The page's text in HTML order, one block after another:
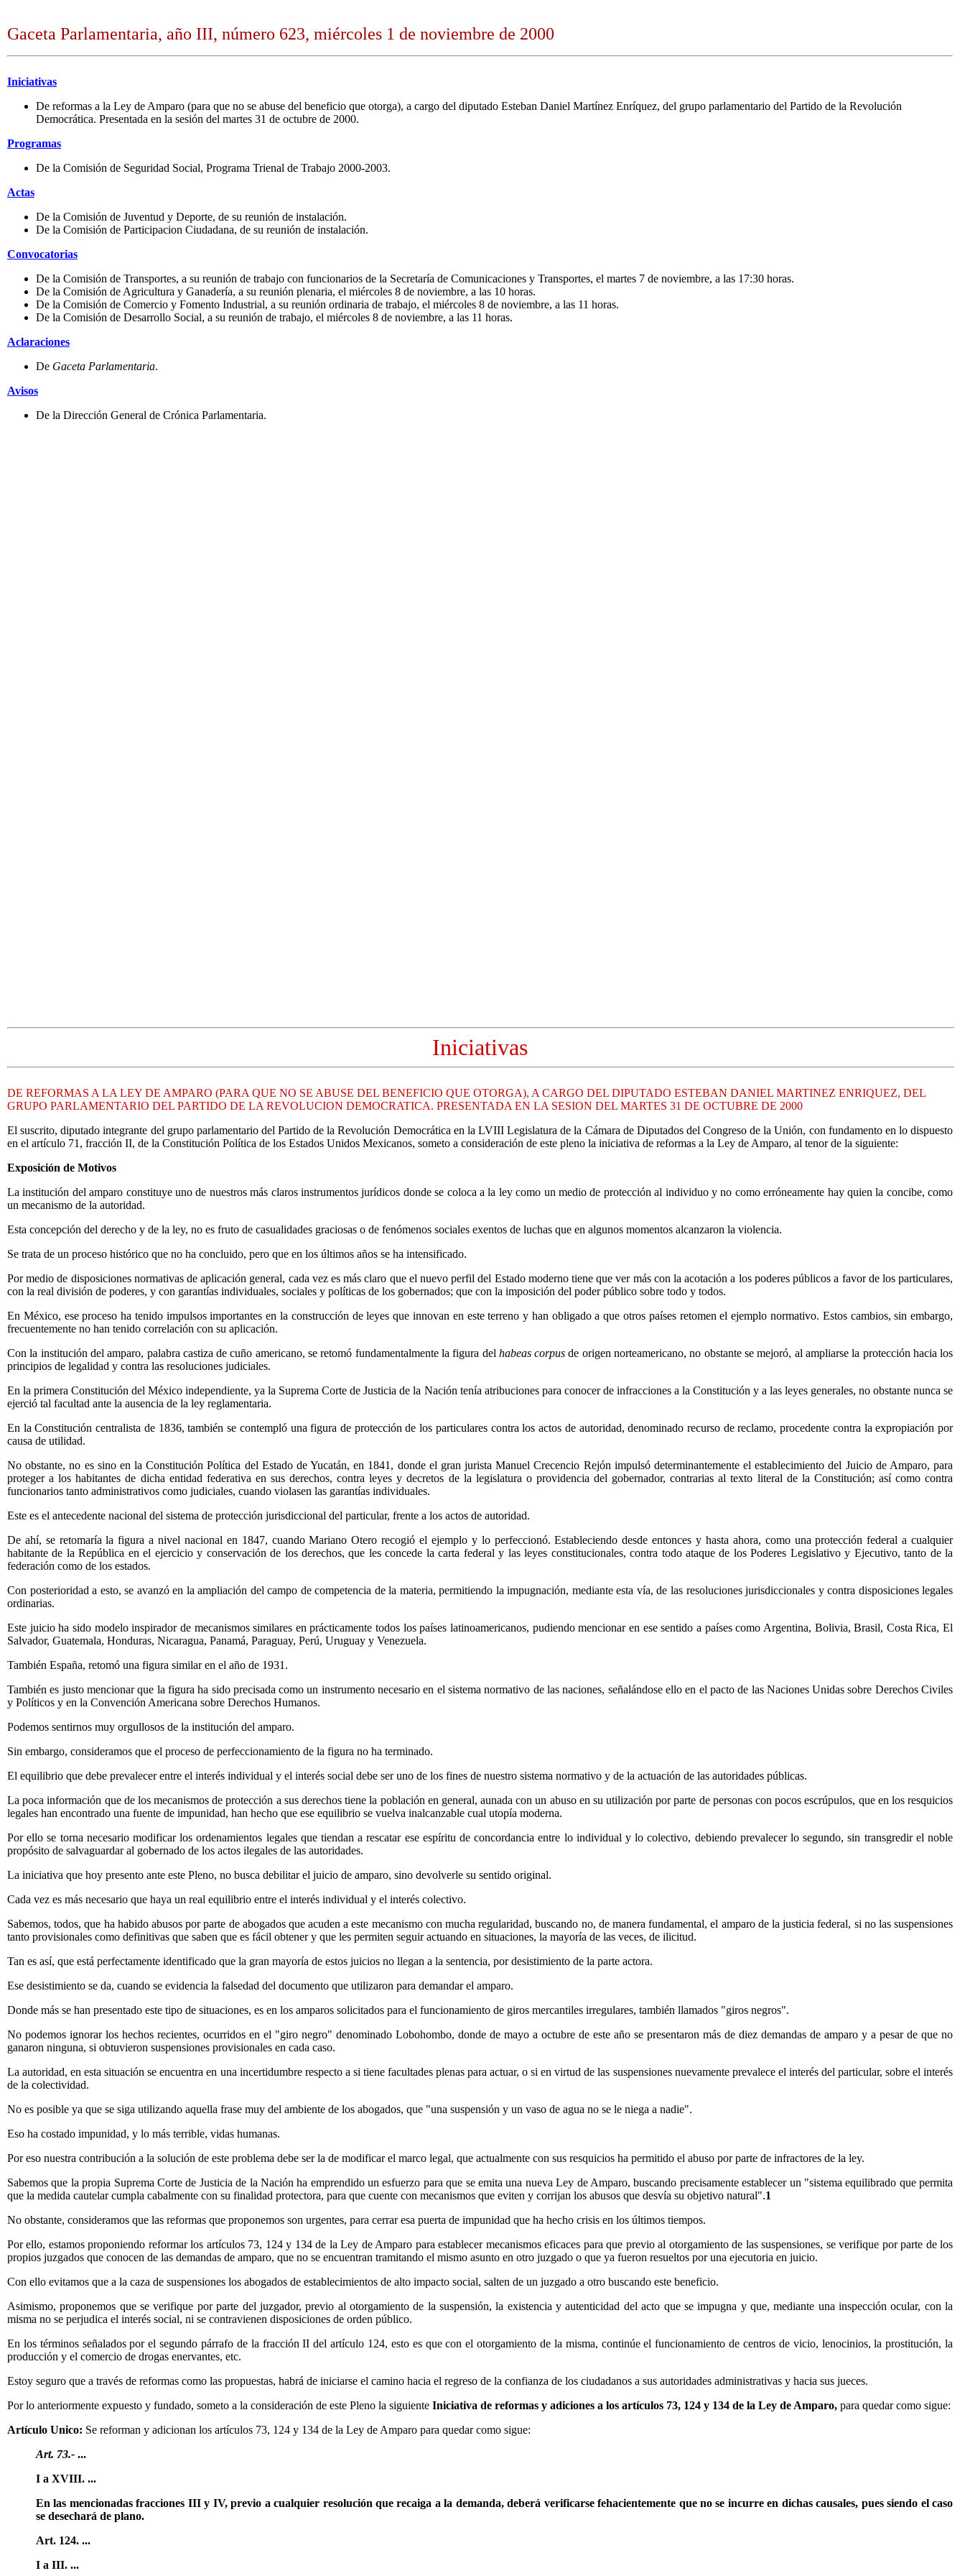
Gaceta Parlamentaria, año III, número 623, miércoles 1 de noviembre de 2000
Iniciativas
De reformas a la Ley de Amparo (para que no se abuse del beneficio que otorga), a cargo del diputado Esteban Daniel Martínez Enríquez, del grupo parlamentario del Partido de la Revolución
Democrática. Presentada en la sesión del martes 31 de octubre de 2000.
Programas
De la Comisión de Seguridad Social, Programa Trienal de Trabajo 2000-2003.
Actas
De la Comisión de Juventud y Deporte, de su reunión de instalación.
De la Comisión de Participacion Ciudadana, de su reunión de instalación.
Convocatorias
De la Comisión de Transportes, a su reunión de trabajo con funcionarios de la Secretaría de Comunicaciones y Transportes, el martes 7 de noviembre, a las 17:30 horas.
De la Comisión de Agricultura y Ganadería, a su reunión plenaria, el miércoles 8 de noviembre, a las 10 horas.
De la Comisión de Comercio y Fomento Industrial, a su reunión ordinaria de trabajo, el miércoles 8 de noviembre, a las 11 horas.
De la Comisión de Desarrollo Social, a su reunión de trabajo, el miércoles 8 de noviembre, a las 11 horas.
Aclaraciones
De Gaceta Parlamentaria.
Avisos
De la Dirección General de Crónica Parlamentaria.
Iniciativas
DE REFORMAS A LA LEY DE AMPARO (PARA QUE NO SE ABUSE DEL BENEFICIO QUE OTORGA), A CARGO DEL DIPUTADO ESTEBAN DANIEL MARTINEZ ENRIQUEZ, DEL
GRUPO PARLAMENTARIO DEL PARTIDO DE LA REVOLUCION DEMOCRATICA. PRESENTADA EN LA SESION DEL MARTES 31 DE OCTUBRE DE 2000
El suscrito, diputado integrante del grupo parlamentario del Partido de la Revolución Democrática en la LVIII Legislatura de la Cámara de Diputados del Congreso de la Unión, con fundamento en lo dispuesto
en el artículo 71, fracción II, de la Constitución Política de los Estados Unidos Mexicanos, someto a consideración de este pleno la iniciativa de reformas a la Ley de Amparo, al tenor de la siguiente:
Exposición de Motivos
La institución del amparo constituye uno de nuestros más claros instrumentos jurídicos donde se coloca a la ley como un medio de protección al individuo y no como erróneamente hay quien la concibe, como
un mecanismo de la autoridad.
Esta concepción del derecho y de la ley, no es fruto de casualidades graciosas o de fenómenos sociales exentos de luchas que en algunos momentos alcanzaron la violencia.
Se trata de un proceso histórico que no ha concluido, pero que en los últimos años se ha intensificado.
Por medio de disposiciones normativas de aplicación general, cada vez es más claro que el nuevo perfil del Estado moderno tiene que ver más con la acotación a los poderes públicos a favor de los particulares,
con la real división de poderes, y con garantías individuales, sociales y políticas de los gobernados; que con la imposición del poder público sobre todo y todos.
En México, ese proceso ha tenido impulsos importantes en la construcción de leyes que innovan en este terreno y han obligado a que otros países retomen el ejemplo normativo. Estos cambios, sin embargo,
frecuentemente no han tenido correlación con su aplicación.
Con la institución del amparo, palabra castiza de cuño americano, se retomó fundamentalmente la figura del habeas corpusde origen norteamericano, no obstante se mejoró, al ampliarse la protección hacia los
principios de legalidad y contra las resoluciones judiciales.
En la primera Constitución del México independiente, ya la Suprema Corte de Justicia de la Nación tenía atribuciones para conocer de infracciones a la Constitución y a las leyes generales, no obstante nunca se
ejerció tal facultad ante la ausencia de la ley reglamentaria.
En la Constitución centralista de 1836, también se contempló una figura de protección de los particulares contra los actos de autoridad, denominado recurso de reclamo, procedente contra la expropiación por
causa de utilidad.
No obstante, no es sino en la Constitución Política del Estado de Yucatán, en 1841, donde el gran jurista Manuel Crecencio Rejón impulsó determinantemente el establecimiento del Juicio de Amparo, para
proteger a los habitantes de dicha entidad federativa en sus derechos, contra leyes y decretos de la legislatura o providencia del gobernador, contrarias al texto literal de la Constitución; así como contra
funcionarios tanto administrativos como judiciales, cuando violasen las garantías individuales.
Este es el antecedente nacional del sistema de protección jurisdiccional del particular, frente a los actos de autoridad.
De ahí, se retomaría la figura a nivel nacional en 1847, cuando Mariano Otero recogió el ejemplo y lo perfeccionó. Estableciendo desde entonces y hasta ahora, como una protección federal a cualquier
habitante de la República en el ejercicio y conservación de los derechos, que les concede la carta federal y las leyes constitucionales, contra todo ataque de los Poderes Legislativo y Ejecutivo, tanto de la
federación como de los estados.
Con posterioridad a esto, se avanzó en la ampliación del campo de competencia de la materia, permitiendo la impugnación, mediante esta vía, de las resoluciones jurisdiccionales y contra disposiciones legales
ordinarias.
Este juicio ha sido modelo inspirador de mecanismos similares en prácticamente todos los países latinoamericanos, pudiendo mencionar en ese sentido a países como Argentina, Bolivia, Brasil, Costa Rica, El
Salvador, Guatemala, Honduras, Nicaragua, Panamá, Paraguay, Perú, Uruguay y Venezuela.
También España, retomó una figura similar en el año de 1931.
También es justo mencionar que la figura ha sido precisada como un instrumento necesario en el sistema normativo de las naciones, señalándose ello en el pacto de las Naciones Unidas sobre Derechos Civiles
y Políticos y en la Convención Americana sobre Derechos Humanos.
Podemos sentirnos muy orgullosos de la institución del amparo.
Sin embargo, consideramos que el proceso de perfeccionamiento de la figura no ha terminado.
El equilibrio que debe prevalecer entre el interés individual y el interés social debe ser uno de los fines de nuestro sistema normativo y de la actuación de las autoridades públicas.
La poca información que de los mecanismos de protección a sus derechos tiene la población en general, aunada con un abuso en su utilización por parte de personas con pocos escrúpulos, que en los resquicios
legales han encontrado una fuente de impunidad, han hecho que ese equilibrio se vuelva inalcanzable cual utopía moderna.
Por ello se torna necesario modificar los ordenamientos legales que tiendan a rescatar ese espíritu de concordancia entre lo individual y lo colectivo, debiendo prevalecer lo segundo, sin transgredir el noble
propósito de salvaguardar al gobernado de los actos ilegales de las autoridades.
La iniciativa que hoy presento ante este Pleno, no busca debilitar el juicio de amparo, sino devolverle su sentido original.
Cada vez es más necesario que haya un real equilibrio entre el interés individual y el interés colectivo.
Sabemos, todos, que ha habido abusos por parte de abogados que acuden a este mecanismo con mucha regularidad, buscando no, de manera fundamental, el amparo de la justicia federal, si no las suspensiones
tanto provisionales como definitivas que saben que es fácil obtener y que les permiten seguir actuando en situaciones, la mayoría de las veces, de ilicitud.
Tan es así, que está perfectamente identificado que la gran mayoría de estos juicios no llegan a la sentencia, por desistimiento de la parte actora.
Ese desistimiento se da, cuando se evidencia la falsedad del documento que utilizaron para demandar el amparo.
Donde más se han presentado este tipo de situaciones, es en los amparos solicitados para el funcionamiento de giros mercantiles irregulares, también llamados "giros negros".
No podemos ignorar los hechos recientes, ocurridos en el "giro negro" denominado Lobohombo, donde de mayo a octubre de este año se presentaron más de diez demandas de amparo y a pesar de que no
ganaron ninguna, si obtuvieron suspensiones provisionales en cada caso.
La autoridad, en esta situación se encuentra en una incertidumbre respecto a si tiene facultades plenas para actuar, o si en virtud de las suspensiones nuevamente prevalece el interés del particular, sobre el interés
de la colectividad.
No es posible ya que se siga utilizando aquella frase muy del ambiente de los abogados, que "una suspensión y un vaso de agua no se le niega a nadie".
Eso ha costado impunidad, y lo más terrible, vidas humanas.
Por eso nuestra contribución a la solución de este problema debe ser la de modificar el marco legal, que actualmente con sus resquicios ha permitido el abuso por parte de infractores de la ley.
Sabemos que la propia Suprema Corte de Justicia de la Nación ha emprendido un esfuerzo para que se emita una nueva Ley de Amparo, buscando precisamente establecer un "sistema equilibrado que permita
que la medida cautelar cumpla cabalmente con su finalidad protectora, para que cuente con mecanismos que eviten y corrijan los abusos que desvía su objetivo natural".1
No obstante, consideramos que las reformas que proponemos son urgentes, para cerrar esa puerta de impunidad que ha hecho crisis en los últimos tiempos.
Por ello, estamos proponiendo reformar los artículos 73, 124 y 134 de la Ley de Amparo para establecer mecanismos eficaces para que previo al otorgamiento de las suspensiones, se verifique por parte de los
propios juzgados que conocen de las demandas de amparo, que no se encuentran tramitando el mismo asunto en otro juzgado o que ya fueron resueltos por una ejecutoria en juicio.
Con ello evitamos que a la caza de suspensiones los abogados de establecimientos de alto impacto social, salten de un juzgado a otro buscando este beneficio.
Asimismo, proponemos que se verifique por parte del juzgador, previo al otorgamiento de la suspensión, la existencia y autenticidad del acto que se impugna y que, mediante una inspección ocular, con la
misma no se perjudica el interés social, ni se contravienen disposiciones de orden público.
En los términos señalados por el segundo párrafo de la fracción II del artículo 124, esto es que con el otorgamiento de la misma, continúe el funcionamiento de centros de vicio, lenocinios, la prostitución, la
producción y el comercio de drogas enervantes, etc.
Estoy seguro que a través de reformas como las propuestas, habrá de iniciarse el camino hacia el regreso de la confianza de los ciudadanos a sus autoridades administrativas y hacia sus jueces.
Por lo anteriormente expuesto y fundado, someto a la consideración de este Pleno la siguiente Iniciativa de reformas y adiciones a los artículos 73, 124 y 134 de la Ley de Amparo, para quedar como sigue:
Artículo Unico: Se reforman y adicionan los artículos 73, 124 y 134 de la Ley de Amparo para quedar como sigue:
Art. 73.- ...
I a XVIII. ...
En las mencionadas fracciones III y IV, previo a cualquier resolución que recaiga a la demanda, deberá verificarse fehacientemente que no se incurre en dichas causales, pues siendo el caso
se desechará de plano.
Art. 124. ...
I a III. ...